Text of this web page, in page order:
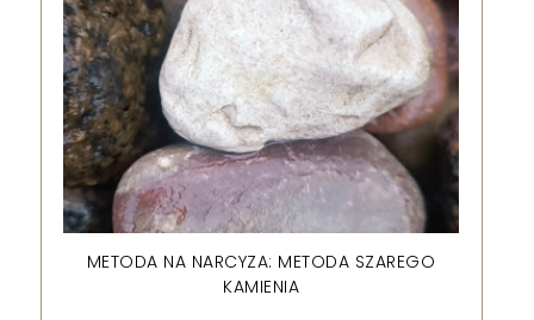
METODA NA NARCYZA: METODA SZAREGO
KAMIENIA